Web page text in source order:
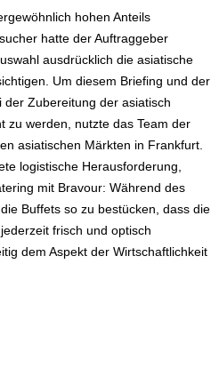
hohen Anteils
hatte der Auftraggeber
ausdrücklich die asiatische
Um diesem Briefing und der
Zubereitung der asiatisch
zu werden, nutzte das Team der
asiatischen Märkten in Frankfurt.
logistische Herausforderung,
mit Bravour: Während des
Buffets so zu bestücken, dass die
frisch und optisch
dem Aspekt der Wirtschaftlichkeit